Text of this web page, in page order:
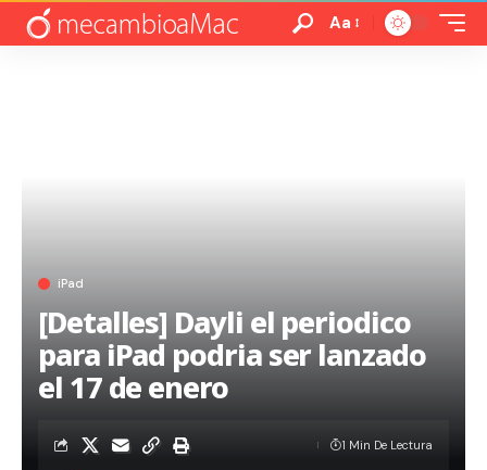
Aa
iPad
[Detalles] Dayli el periodico
para iPad podria ser lanzado
el 17 de enero
1 Min De Lectura